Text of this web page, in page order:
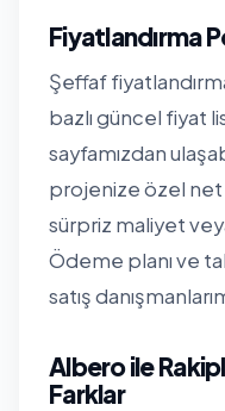
Fiyatlandırma
Şeffaf
bazlı güncel fiyat
sayfamızdan
projenize özel
sürpriz maliyet
Ödeme planı ve
satış
Albero ile
Farklar